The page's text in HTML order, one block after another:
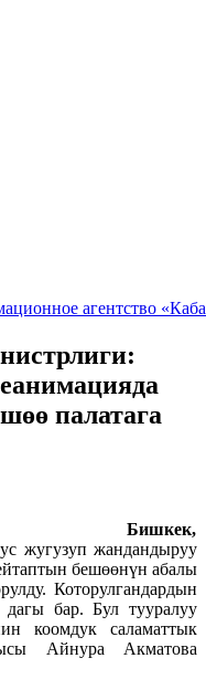
палатага
Бишкек,
жугузуп жандандыруу
бешөөнүн абалы
Которулгандардын
бар. Бул тууралуу
коомдук саламаттык
Айнура Акматова